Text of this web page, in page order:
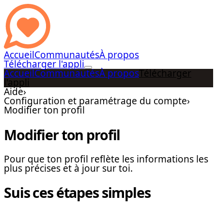
AccueilCommunautésÀ propos
Télécharger l'appli
AccueilCommunautésÀ proposTélécharger
l'appli
Aide›
Configuration et paramétrage du compte›
Modifier ton profil
Modifier ton profil
Pour que ton profil reflète les informations les
plus précises et à jour sur toi.
Suis ces étapes simples